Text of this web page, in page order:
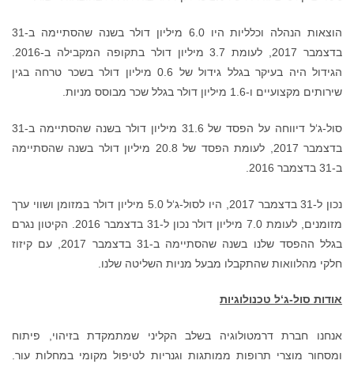
הוצאות הנהלה וכלליות היו 6.0 מיליון דולר בשנה שהסתיימה ב-31
בדצמבר 2017, לעומת 3.7 מיליון דולר בתקופה המקבילה ב-2016.
טרחה בגין
סול-ג‘ל דיווחה על הפסד של 31.6 מיליון דולר בשנה שהסתיימה ב-31
שהסתיימה
ושווי ערך
ל-31 בדצמבר 2016. הקיטון נגרם
שהסתיימה ב-31 בדצמבר 2017, עם קיזוז
פיתוח
עור.